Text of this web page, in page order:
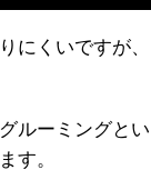
にくいですが
ルーミングと
す。